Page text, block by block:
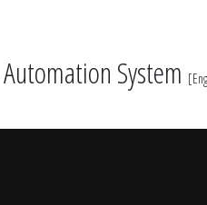
System [